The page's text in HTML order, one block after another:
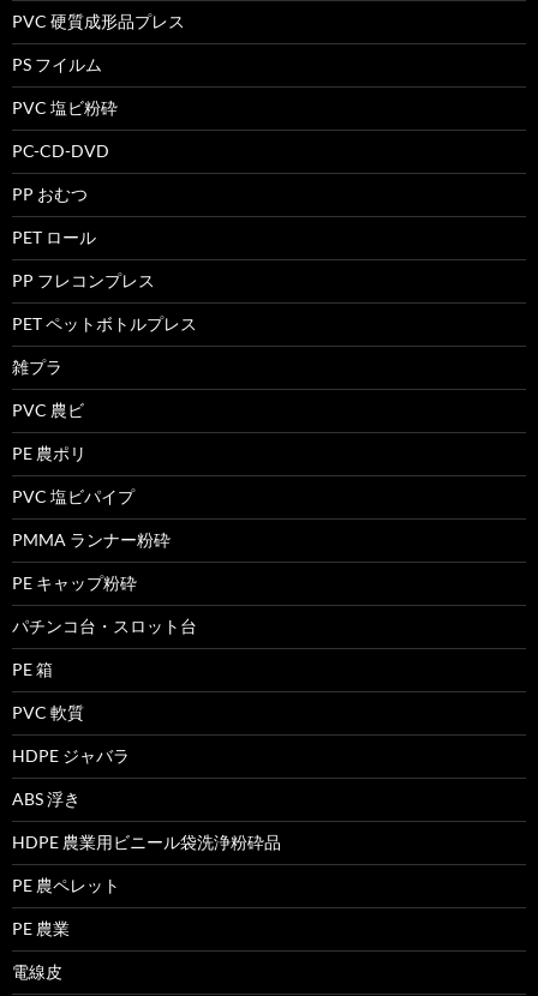
PVC 硬質成形品プレス
PS フイルム
PVC 塩ビ粉砕
PC-CD-DVD
PP おむつ
PET ロール
PP フレコンプレス
PET ペットボトルプレス
雑プラ
PVC 農ビ
PE 農ポリ
PVC 塩ビパイプ
PMMA ランナー粉砕
PE キャップ粉砕
パチンコ台・スロット台
PE 箱
PVC 軟質
HDPE ジャバラ
ABS 浮き
HDPE 農業用ビニール袋洗浄粉砕品
PE 農ペレット
PE 農業
電線皮